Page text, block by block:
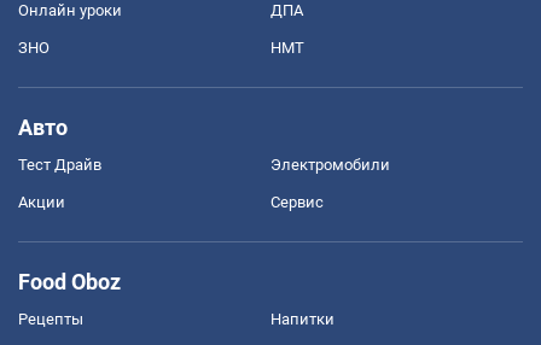
Онлайн уроки ДПА
ЗНО НМТ
Авто
Тест Драйв Электромобили
Акции Сервис
Food Oboz
Рецепты Напитки